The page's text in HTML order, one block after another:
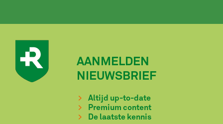
AANMELDEN
NIEUWSBRIEF
Altijd up-to-date
Premium content
De laatste kennis